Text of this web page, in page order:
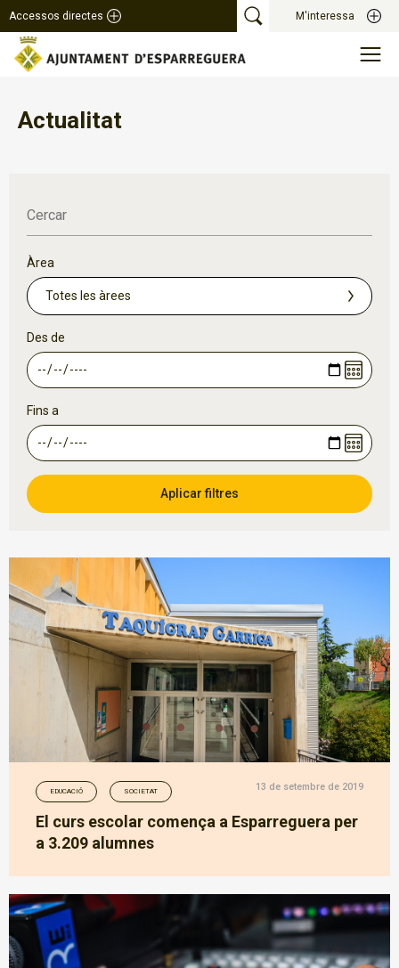
Accessos directes M'interessa
Actualitat
Cercar
Àrea
Des de
Fins a
EDUCACIÓ SOCIETAT 13 de setembre de 2019
El curs escolar comença a Esparreguera per
a 3.209 alumnes